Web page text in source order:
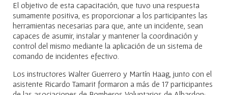
El objetivo de esta capacitación, que tuvo una respuesta
sumamente positiva, es proporcionar a los participantes las
herramientas necesarias para que, ante un incidente, sean
capaces de asumir, instalar y mantener la coordinación y
control del mismo mediante la aplicación de un sistema de
comando de incidentes efectivo.
Los instructores Walter Guerrero y Martín Haag, junto con el
asistente Ricardo Tamarit formaron a más de 17 participantes